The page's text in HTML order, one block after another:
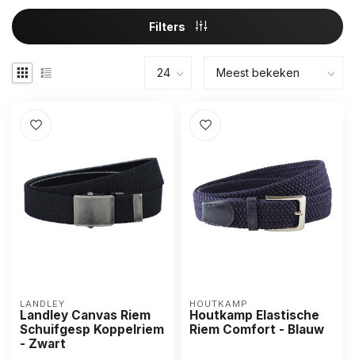
Filters
LANDLEY
Landley Canvas Riem
Schuifgesp Koppelriem
- Zwart
HOUTKAMP
Houtkamp Elastische
Riem Comfort - Blauw